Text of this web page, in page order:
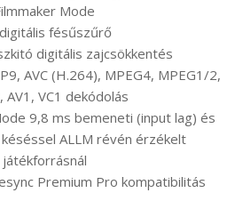
Mode
fésűszűrő
digitális zajcsökkentés
AVC (H.264), MPEG4, MPEG1/2,
AV1, VC1 dekódolás
9,8 ms bemeneti (input lag) és
késéssel ALLM révén érzékelt
játékforrásnál
Premium Pro kompatibilitás